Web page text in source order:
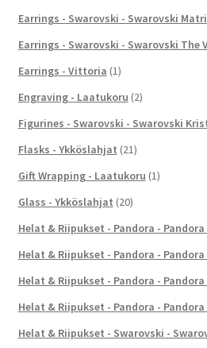
Earrings - Swarovski - Swarovski
Earrings - Swarovski - Swarovski The
Earrings - Vittoria (1)
Engraving - Laatukoru (2)
Figurines - Swarovski - Swarovski
Flasks - Ykköslahjat (21)
Gift Wrapping - Laatukoru (1)
Glass - Ykköslahjat (20)
Helat & Riipukset - Pandora - Pandora
Helat & Riipukset - Pandora - Pandora
Helat & Riipukset - Pandora - Pandora
Helat & Riipukset - Pandora -
Helat & Riipukset - Swarovski -